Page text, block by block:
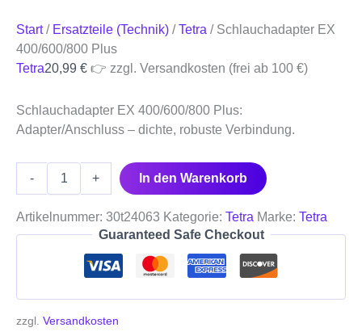
Start/ Ersatzteile (Technik) /Tetra / Schlauchadapter EX
400/600/800 Plus
Tetra20,99 € 👉 zzgl. Versandkosten (frei ab 100 €)
Schlauchadapter EX 400/600/800 Plus:
Adapter/Anschluss – dichte, robuste Verbindung.
- + In den Warenkorb
Artikelnummer: 30t24063 Kategorie: Tetra Marke: Tetra
Guaranteed Safe Checkout
zzgl. Versandkosten